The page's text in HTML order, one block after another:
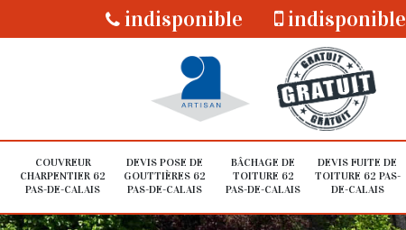
indisponible indisponible
COUVREUR
CHARPENTIER 62
PAS-DE-CALAIS
DEVIS POSE DE
GOUTTIÈRES 62
PAS-DE-CALAIS
BÂCHAGE DE
TOITURE 62
PAS-DE-CALAIS
DEVIS FUITE DE
TOITURE 62 PAS-
DE-CALAIS